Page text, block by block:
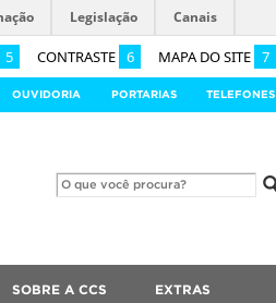
5 CONTRASTE 6 MAPA DO SITE 7
Legislação Canais
OUVIDORIA PORTARIAS TELEFONES
SOBRE A CCS EXTRAS